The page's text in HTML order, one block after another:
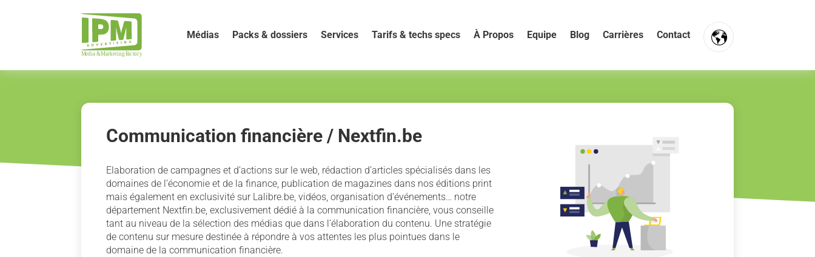
Médias Packs & dossiers Services Tarifs & techs specs À Propos Equipe Blog Carrières Contact
FR
Communication financière / Nextfin.be
Elaboration de campagnes et d’actions sur le web, rédaction d’articles spécialisés dans les
domaines de l’économie et de la finance, publication de magazines dans nos éditions print
mais également en exclusivité sur Lalibre.be, vidéos, organisation d’événements… notre
département Nextfin.be, exclusivement dédié à la communication financière, vous conseille
tant au niveau de la sélection des médias que dans l’élaboration du contenu. Une stratégie
de contenu sur mesure destinée à répondre à vos attentes les plus pointues dans le
domaine de la communication financière.